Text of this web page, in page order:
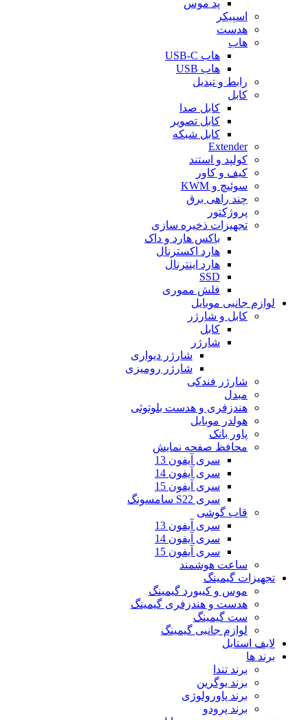
پد موس
اسپیکر
هدست
هاب
هاب USB-C
هاب USB
رابط و تبدیل
کابل
کابل صدا
کابل تصویر
کابل شبکه
Extender
کولپد و استند
کیف و کاور
سوئیچ و KWM
چند راهی برق
پروژکتور
تجهیزات ذخیره سازی
باکس هارد و داک
هارد اکسترنال
هارد اینترنال
SSD
فلش مموری
لوازم جانبی موبایل
کابل و شارژر
کابل
شارژر
شارژر دیواری
شارژر رومیزی
شارژر فندکی
مبدل
هندزفری و هدست بلوتوثی
هولدر موبایل
پاور بانک
محافظ صفحه نمایش
سری آیفون 13
سری آیفون 14
سری آیفون 15
سری S22 سامسونگ
قاب گوشی
سری آیفون 13
سری آیفون 14
سری آیفون 15
ساعت هوشمند
تجهیزات گیمینگ
موس و کیبورد گیمینگ
هدست و هندزفری گیمینگ
ست گیمینگ
لوازم جانبی گیمینگ
لایف استایل
برند ها
برند تندا
برند یوگرین
برند پاورولوژی
برند پرودو